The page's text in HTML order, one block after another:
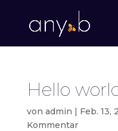
Hello
von admin | Feb. 13,
Kommentar